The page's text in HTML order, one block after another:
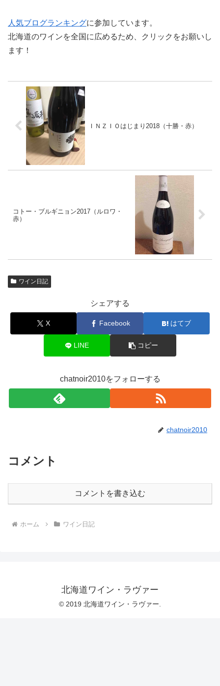
人気ブログランキングに参加しています。
北海道のワインを全国に広めるため、クリックをお願いし
ます！
ＩＮＺＩＯはじまり2018（十勝・赤）
コトー・ブルギニョン2017（ルロワ・
赤）
ワイン日記
シェアする
X Facebook はてブ
LINE コピー
chatnoir2010をフォローする
chatnoir2010
コメント
コメントを書き込む
ホーム ワイン日記
北海道ワイン・ラヴァー
© 2019 北海道ワイン・ラヴァー.